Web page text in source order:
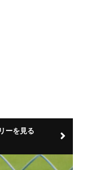
ーを見る